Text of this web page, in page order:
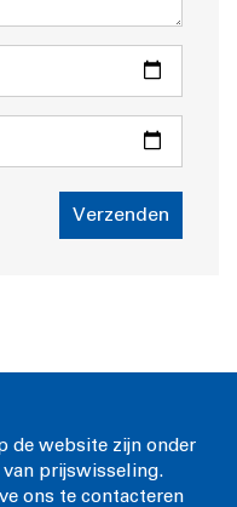
Verzenden
de website zijn onder
prijswisseling.
ons te contacteren